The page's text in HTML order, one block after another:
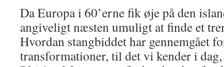
Da Europa i 60’erne fik øje på den
angiveligt næsten umuligt at finde et
Hvordan stangbiddet har gennemgået
transformationer, til det vi kender i